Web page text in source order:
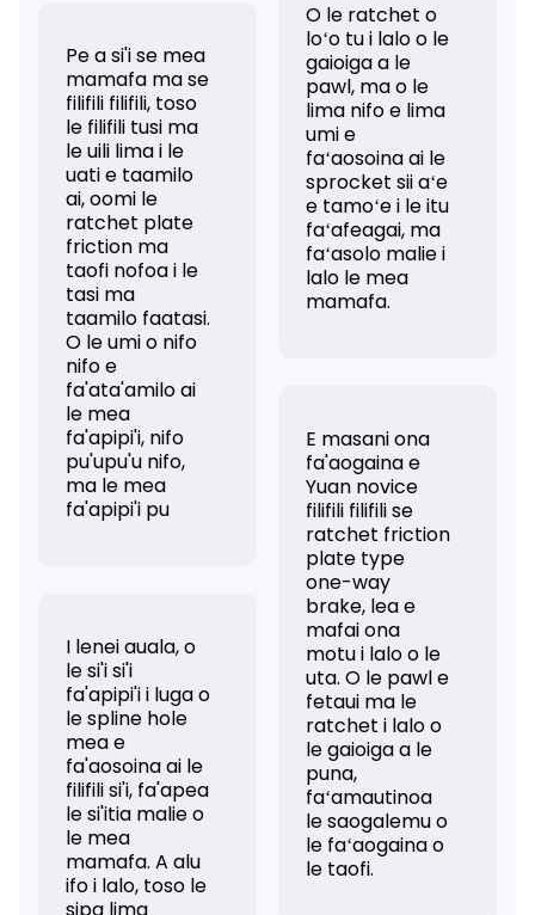
Pe a si'i se mea
mamafa ma se
filifili filifili, toso
le filifili tusi ma
le uili lima i le
uati e taamilo
ai, oomi le
ratchet plate
friction ma
taofi nofoa i le
tasi ma
taamilo faatasi.
O le umi o nifo
nifo e
fa'ata'amilo ai
le mea
fa'apipi'i, nifo
pu'upu'u nifo,
ma le mea
fa'apipi'i pu
I lenei auala, o
le si'i si'i
fa'apipi'i i luga o
le spline hole
mea e
fa'aosoina ai le
filifili si'i, fa'apea
le si'itia malie o
le mea
mamafa. A alu
ifo i lalo, toso le
O le ratchet o
loʻo tu i lalo o le
gaioiga a le
pawl, ma o le
lima nifo e lima
umi e
faʻaosoina ai le
sprocket sii aʻe
e tamoʻe i le itu
faʻafeagai, ma
faʻasolo malie i
lalo le mea
mamafa.
E masani ona
fa'aogaina e
Yuan novice
filifili filifili se
ratchet friction
plate type
one-way
brake, lea e
mafai ona
motu i lalo o le
uta. O le pawl e
fetaui ma le
ratchet i lalo o
le gaioiga a le
puna,
faʻamautinoa
le saogalemu o
le faʻaogaina o
le taofi.